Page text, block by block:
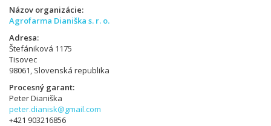
Názov organizácie
Agrofarma Dianiška s. r. o.
Adresa
Štefániková 1175
Tisovec
98061, Slovenská republika
Procesný garant
Peter Dianiška
peter.dianisk@gmail.com
+421 903216856